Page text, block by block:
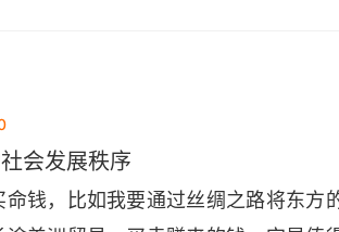
那么难以理解，用一句大白话来说
” 的人和人之间，是根本无法完全理
看待历史的角度 —— 从商贸的角度
的历史知识，读完以后对西方历史
考。这本书可以帮助我们理解东西
年 9 月张笑宇和新婚妻子在法国
法德之间的兵家必争之地。插一句
会发展秩序
钱，比如我要通过丝绸之路将东方